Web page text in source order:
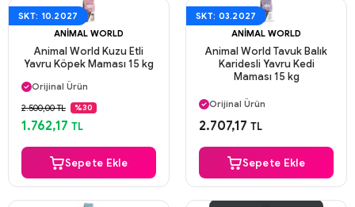
SKT: 10.2027
ANIMAL WORLD
Animal World Kuzu Etli
Yavru Köpek Maması 15 kg
Aynı Gün Kargo
Orijinal Ürün
Güvenli Ödeme
Aynı Gün Kargo
2.500,00 TL %30
1.762,17 TL
Sepete Ekle
SKT: 03.2027
ANIMAL WORLD
Animal World Tavuk Balık
Karidesli Yavru Kedi
Maması 15 kg
Orijinal Ürün
Güvenli Ödeme
2.707,17 TL
Sepete Ekle